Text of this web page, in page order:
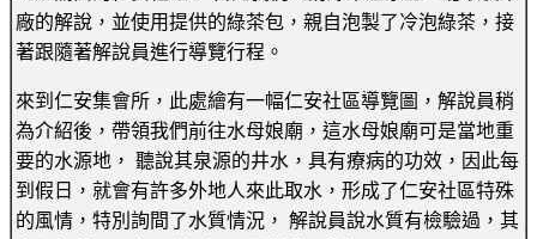
廠的解說，並使用提供的綠茶包，親自泡製了冷泡綠茶，接
著跟隨著解說員進行導覽行程。
來到仁安集會所，此處繪有一幅仁安社區導覽圖，解說員稍
為介紹後，帶領我們前往水母娘廟，這水母娘廟可是當地重
要的水源地， 聽說其泉源的井水，具有療病的功效，因此每
到假日，就會有許多外地人來此取水，形成了仁安社區特殊
的風情，特別詢間了水質情況， 解說員說水質有檢驗過，其